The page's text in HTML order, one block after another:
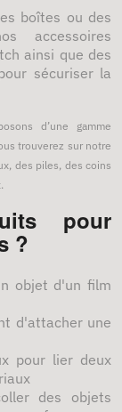
boîtes ou des
accessoires
ainsi que des
sécuriser la
d’une gamme
trouverez sur notre
des piles, des coins
pour
?
objet d'un film
d'attacher une
pour lier deux
des objets